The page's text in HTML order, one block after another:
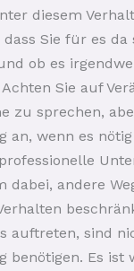
diesem
dass Sie für es
ob es
Sie auf
zu sprechen,
an, wenn es
dabei, andere
auftreten, sind
benötigen. Es ist